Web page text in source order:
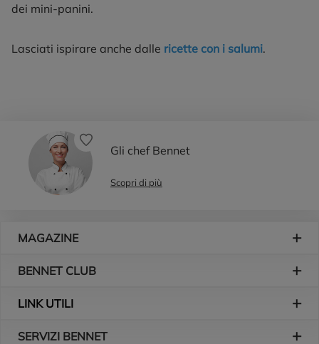
dei mini-panini.
Lasciati ispirare anche dalle ricette con i salumi.
Gli chef Bennet
Scopri di più
MAGAZINE
BENNET CLUB
LINK UTILI
SERVIZI BENNET